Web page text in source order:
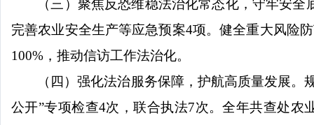
（三）聚焦反恐维稳法治化常态化，守牢安全
完善农业安全生产等应急预案4项。健全重大风险
100% ，推动信访工作法治化。
（四）强化法治服务保障，护航高质量发展。
公开”专项检查4次，联合执法7次。全年共查处农